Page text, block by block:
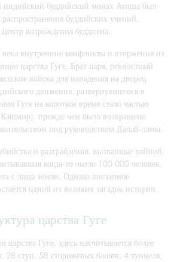
индийский буддийский монах Атиша был
буддийских учений,
возрождения буддизма.
внутренние конфликты и вторжения из
царства Гуге. Брат царя, ревностный
войска для нападения на дворец
движения, развернувшегося в
Гуге на короткое время стало частью
прежде чем было возвращено
под руководством Далай-ламы.
и разграбления, вызванные войной,
когда-то около 100 000 человек,
с лица земли. Однако внезапное
одной из великих загадок истории.
царства Гуге
царства Гуге, здесь насчитывается более
28 ступ, 58 сторожевых башен, 4 туннеля,